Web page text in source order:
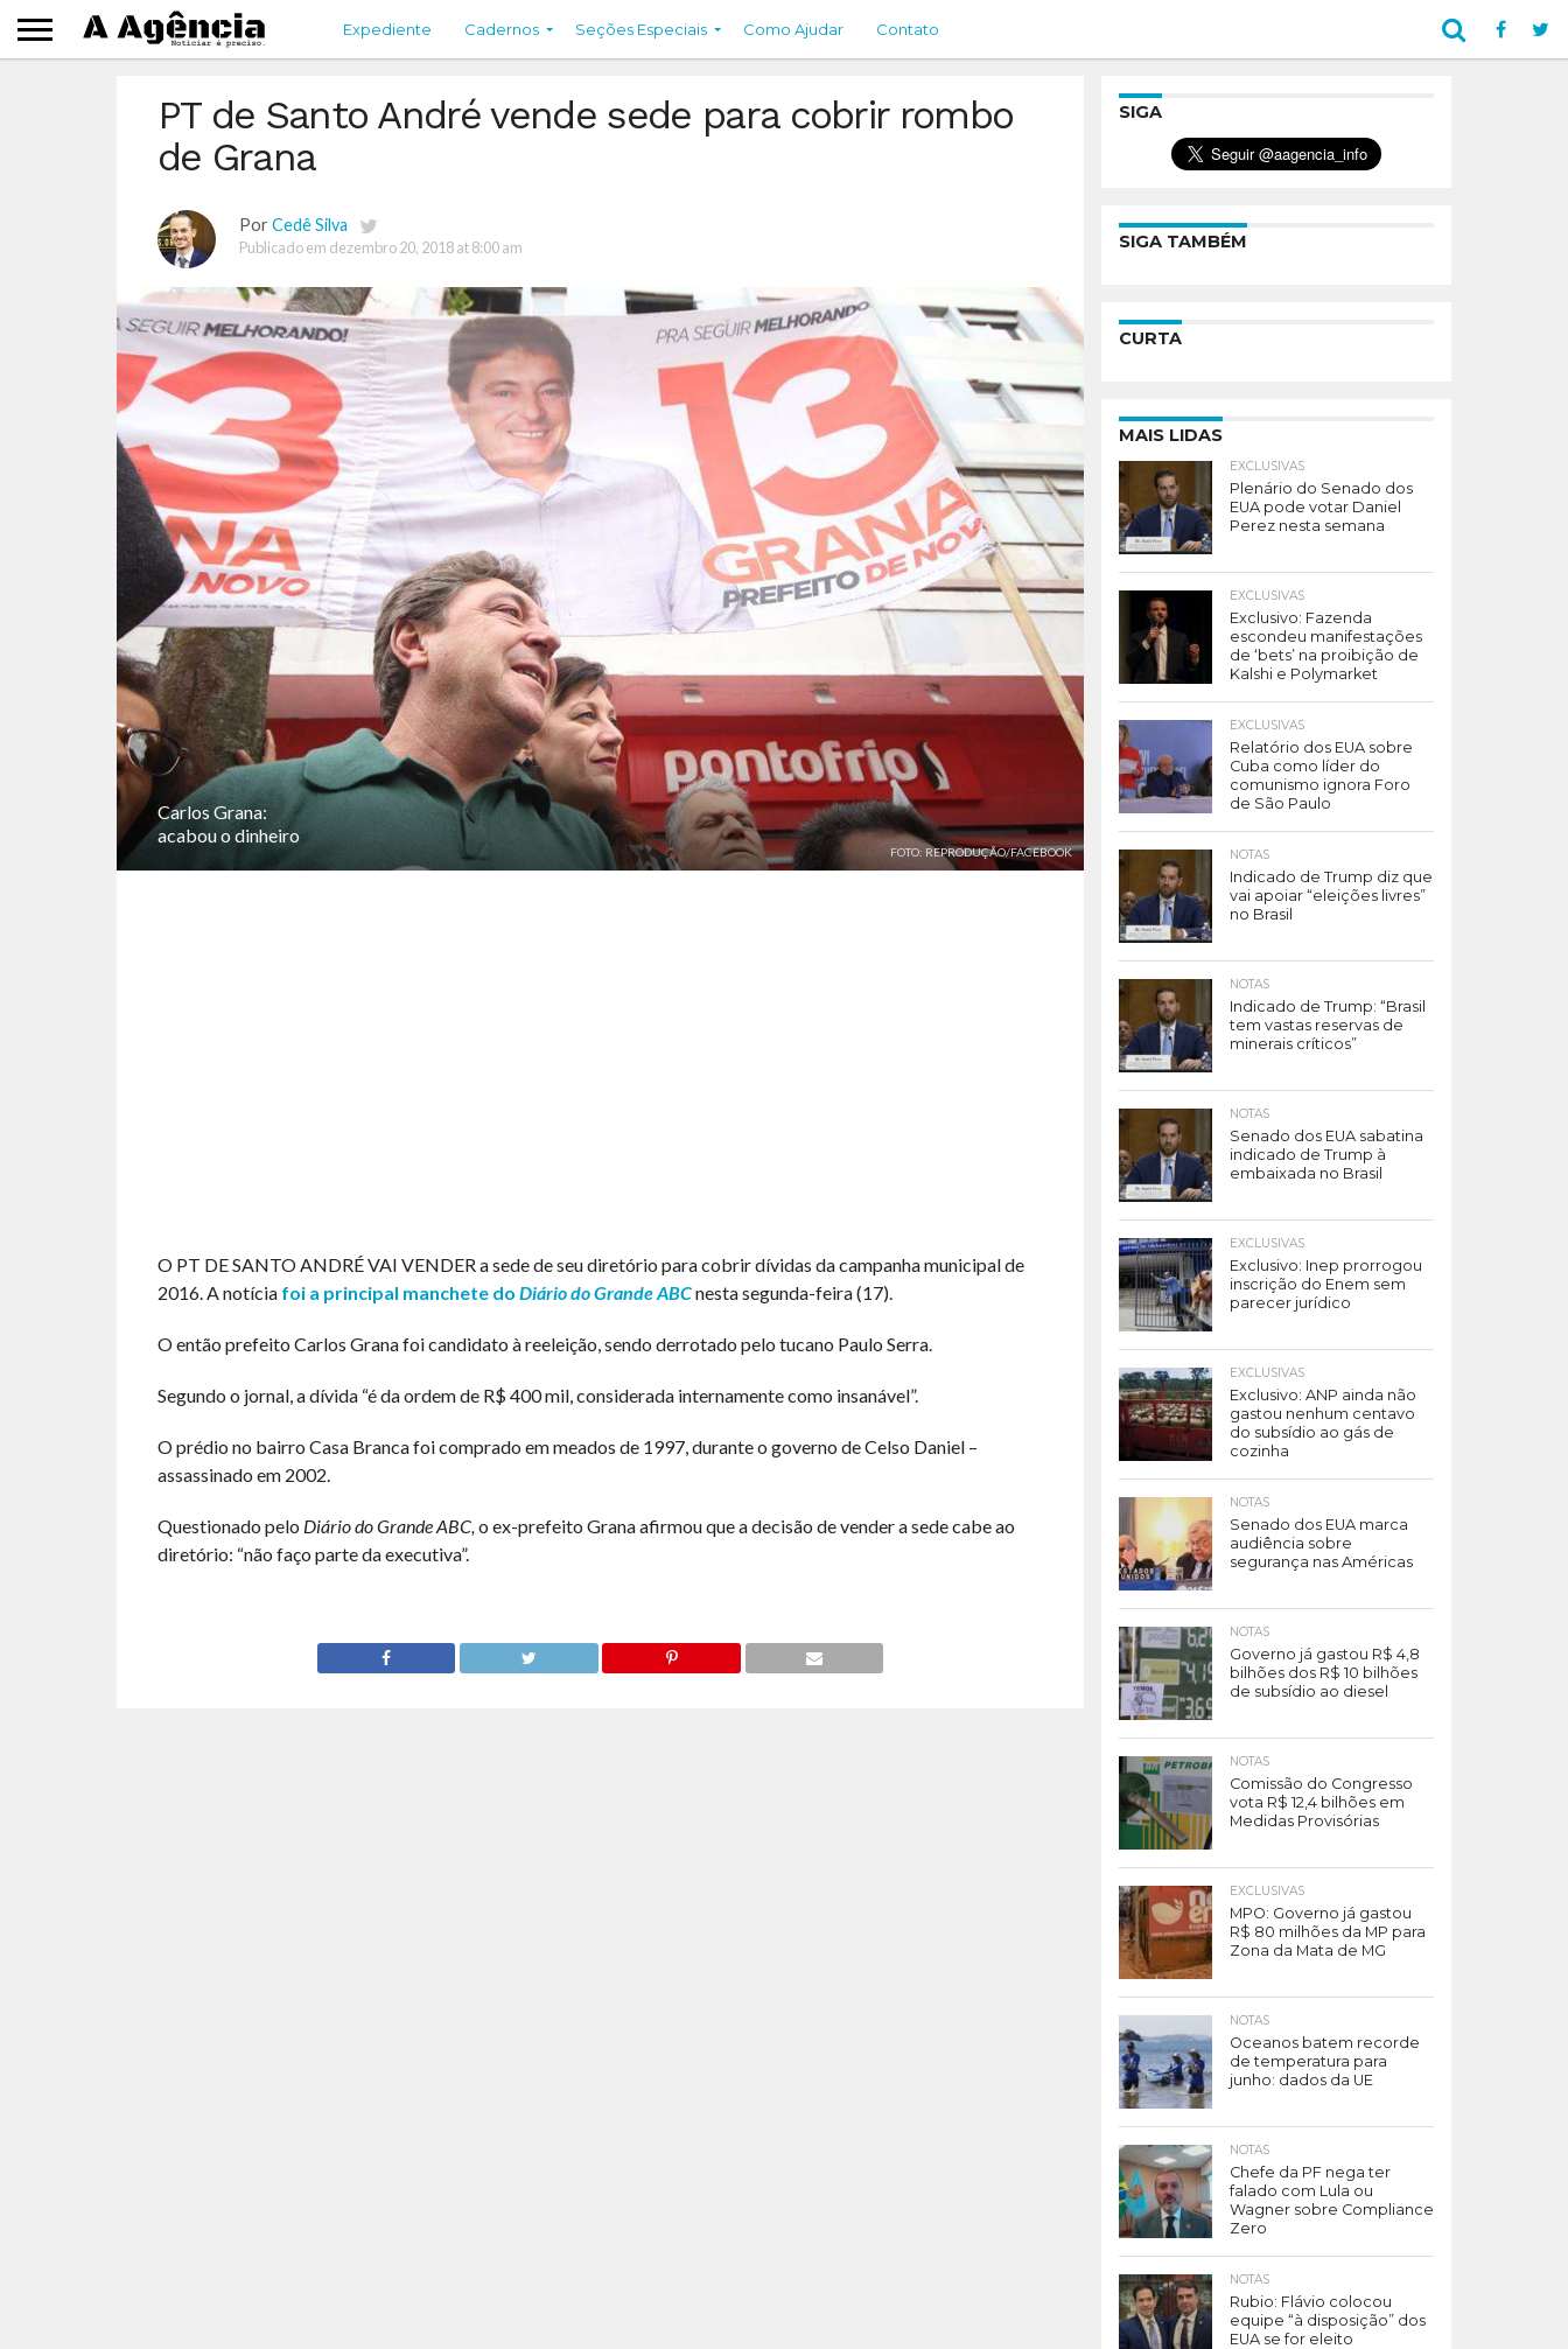
Expediente Cadernos Seções Especiais Como Ajudar Contato
PT de Santo André vende sede para cobrir rombo
de Grana
Por Cedê Silva
Publicado em dezembro 20, 2018 at 8:00 am
Carlos Grana:
acabou o dinheiro
FOTO: REPRODUÇÃO/FACEBOOK
O PT DE SANTO ANDRÉ VAI VENDER a sede de seu diretório para cobrir dívidas da campanha municipal de
2016. A notícia foi a principal manchete do Diário do Grande ABCnesta segunda-feira (17).
O então prefeito Carlos Grana foi candidato à reeleição, sendo derrotado pelo tucano Paulo Serra.
Segundo o jornal, a dívida “é da ordem de R$ 400 mil, considerada internamente como insanável”.
O prédio no bairro Casa Branca foi comprado em meados de 1997, durante o governo de Celso Daniel –
assassinado em 2002.
Questionado pelo Diário do Grande ABC, o ex-prefeito Grana afirmou que a decisão de vender a sede cabe ao
diretório: “não faço parte da executiva”.
SIGA
SIGA TAMBÉM
CURTA
MAIS LIDAS
EXCLUSIVAS
Plenário do Senado dos
EUA pode votar Daniel
Perez nesta semana
EXCLUSIVAS
Exclusivo: Fazenda
escondeu manifestações
de ‘bets’ na proibição de
Kalshi e Polymarket
EXCLUSIVAS
Relatório dos EUA sobre
Cuba como líder do
comunismo ignora Foro
de São Paulo
NOTAS
Indicado de Trump diz que
vai apoiar “eleições livres”
no Brasil
NOTAS
Indicado de Trump: “Brasil
tem vastas reservas de
minerais críticos”
NOTAS
Senado dos EUA sabatina
indicado de Trump à
embaixada no Brasil
EXCLUSIVAS
Exclusivo: Inep prorrogou
inscrição do Enem sem
parecer jurídico
EXCLUSIVAS
Exclusivo: ANP ainda não
gastou nenhum centavo
do subsídio ao gás de
cozinha
NOTAS
Senado dos EUA marca
audiência sobre
segurança nas Américas
NOTAS
Governo já gastou R$ 4,8
bilhões dos R$ 10 bilhões
de subsídio ao diesel
NOTAS
Comissão do Congresso
vota R$ 12,4 bilhões em
Medidas Provisórias
EXCLUSIVAS
MPO: Governo já gastou
R$ 80 milhões da MP para
Zona da Mata de MG
NOTAS
Oceanos batem recorde
de temperatura para
junho: dados da UE
NOTAS
Chefe da PF nega ter
falado com Lula ou
Wagner sobre Compliance
Zero
NOTAS
Rubio: Flávio colocou
equipe “à disposição” dos
EUA se for eleito